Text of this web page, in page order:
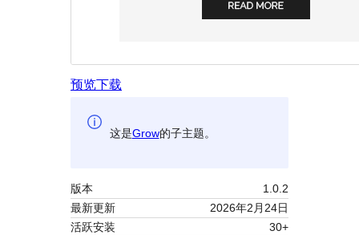
预览下载
这是Grow的子主题。
版本
1.0.2
最新更新
2026年2月24日
活跃安装
30+